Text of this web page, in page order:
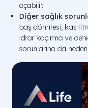
açabilir.
Diğer sağlık
baş dönmesi, kas
idrar kaçırma ve
sorunlarına da